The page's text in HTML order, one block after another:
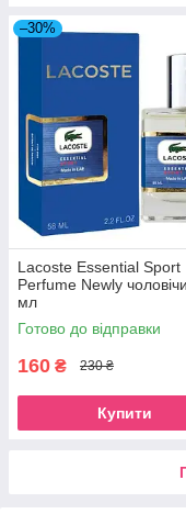
–30%
Lacoste Essential Sport
Perfume Newly
мл
Готово до відправки
160 ₴ 230 ₴
Купити